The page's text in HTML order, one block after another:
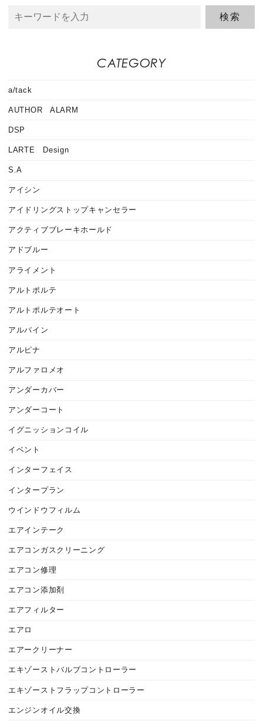
CATEGORY
a/tack
AUTHOR ALARM
DSP
LARTE Design
S.A
アイシン
アイドリングストップキャンセラー
アクティブブレーキホールド
アドブルー
アライメント
アルトポルテ
アルトポルテオート
アルパイン
アルピナ
アルファロメオ
アンダーカバー
アンダーコート
イグニッションコイル
イベント
インターフェイス
インタープラン
ウインドウフィルム
エアインテーク
エアコンガスクリーニング
エアコン修理
エアコン添加剤
エアフィルター
エアロ
エアークリーナー
エキゾーストバルブコントローラー
エキゾーストフラップコントローラー
エンジンオイル交換